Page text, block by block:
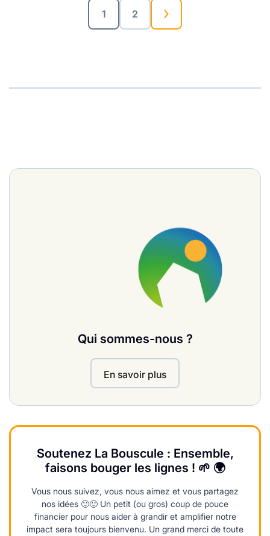
1 2
Qui sommes-nous ?
En savoir plus
Soutenez La Bouscule : Ensemble,
faisons bouger les lignes ! 🌱 🌍
Vous nous suivez, vous nous aimez et vous partagez
nos idées 🙂🙂 Un petit (ou gros) coup de pouce
financier pour nous aider à grandir et amplifier notre
impact sera toujours bienvenu. Un grand merci de toute